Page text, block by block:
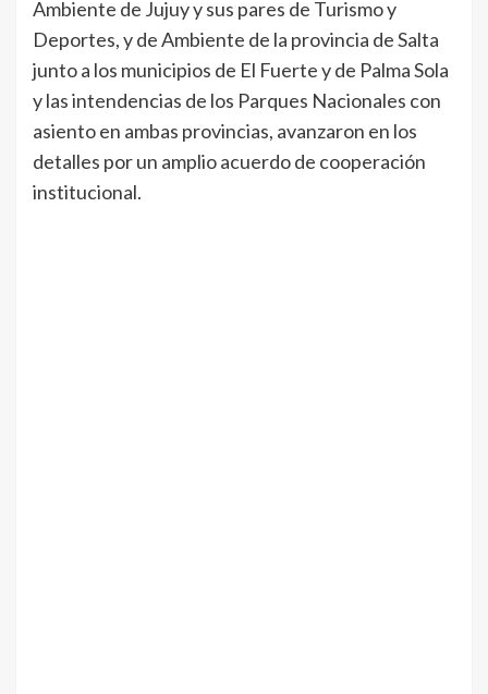
Ambiente de Jujuy y sus pares de Turismo y
Deportes, y de Ambiente de la provincia de Salta
junto a los municipios de El Fuerte y de Palma Sola
y las intendencias de los Parques Nacionales con
asiento en ambas provincias, avanzaron en los
detalles por un amplio acuerdo de cooperación
institucional.